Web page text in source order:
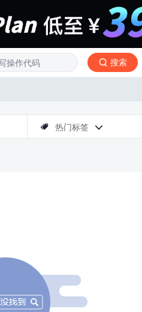
搜索
 热门标签 